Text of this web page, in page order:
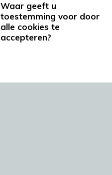
Waar geeft u
toestemming voor door
alle cookies te
accepteren?